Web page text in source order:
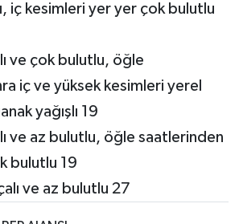
iç kesimleri yer yer çok bulutlu
ve çok bulutlu, öğle
iç ve yüksek kesimleri yerel
yağışlı 19
ve az bulutlu, öğle saatlerinden
bulutlu 19
ve az bulutlu 27